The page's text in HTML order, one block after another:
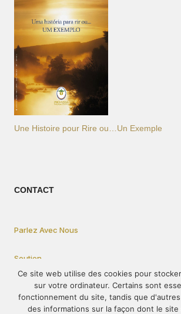
Une Histoire pour Rire ou…Un Exemple
CONTACT
Parlez Avec Nous
Soutien
Privacy Statement
Ce site web utilise des cookies pour
sur votre ordinateur. Certains sont
fonctionnement du site, tandis que
des informations sur la façon dont le